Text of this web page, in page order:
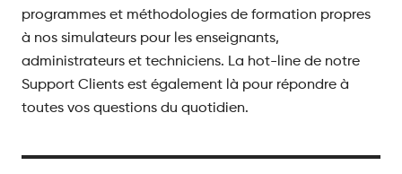
programmes et méthodologies de formation propres
à nos simulateurs pour les enseignants,
administrateurs et techniciens. La hot-line de notre
Support Clients est également là pour répondre à
toutes vos questions du quotidien.